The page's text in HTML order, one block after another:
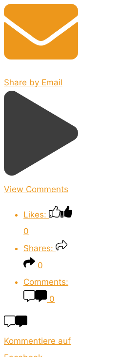
Share by Email
View Comments
Likes:
0
Shares:
0
Comments:
0
Kommentiere auf